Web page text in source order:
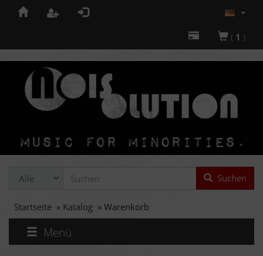
( 1 )
Suchen
Startseite » Katalog » Warenkorb
Menü